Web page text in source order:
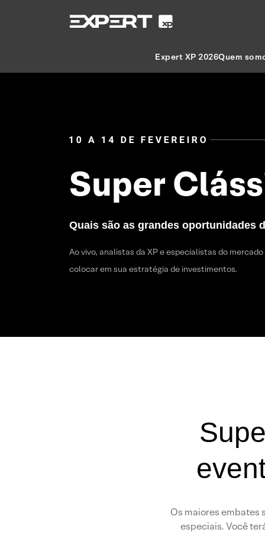
Expert XP 2026Quem
Super
Quais são as grandes oportunidades
Ao vivo, analistas da XP e especialistas do
colocar em sua estratégia de investimentos.
Os maiores embates
especiais. Você